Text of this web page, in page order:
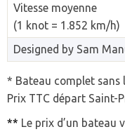
Vitesse moyenne
(1 knot = 1.852 km/h)
Designed by Sam
* Bateau complet sans
Prix TTC départ Saint-
** Le prix d’un bateau